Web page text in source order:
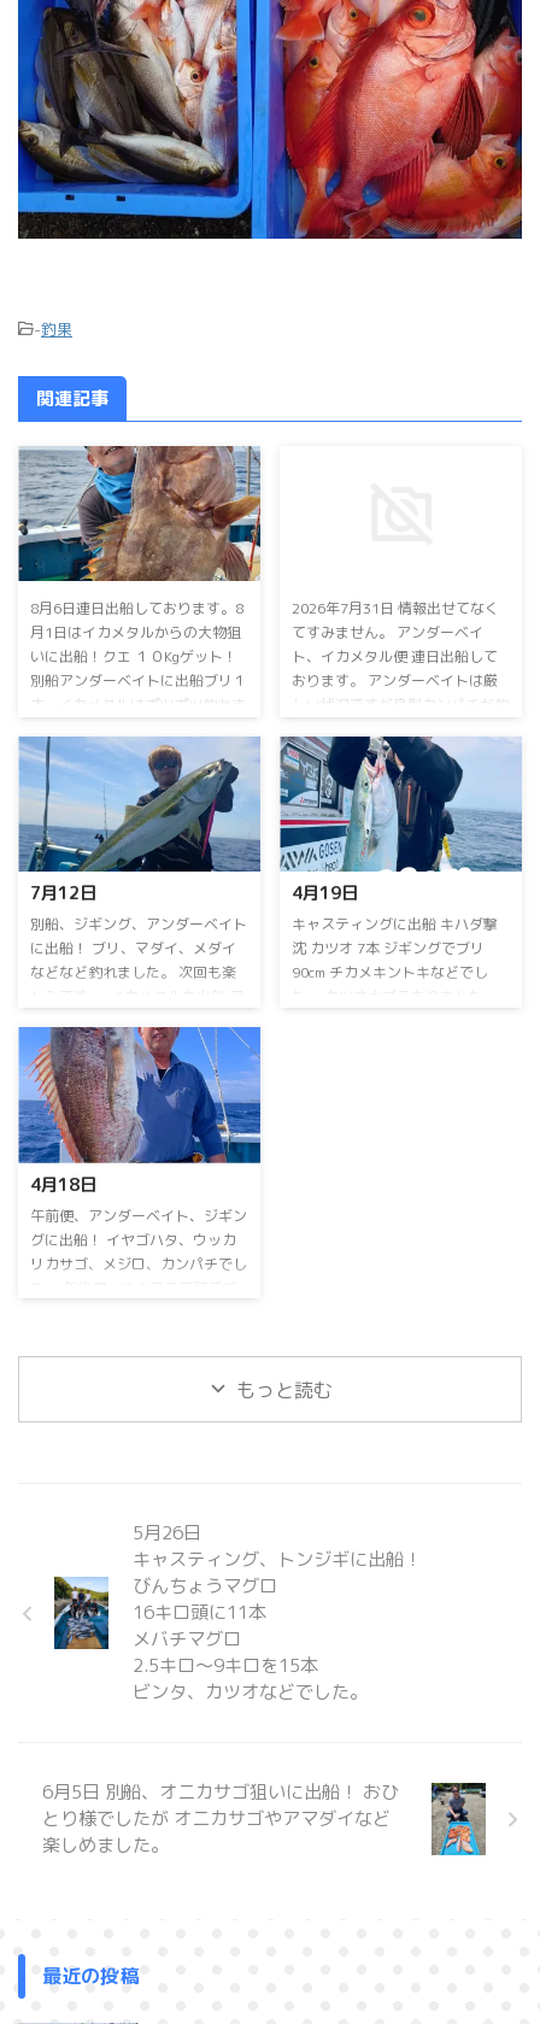
-釣果
関連記事
8月6日連日出船しております。8
月1日は⁡イカメタルからの大物狙
いに出船！⁡⁡クエ １０Kgゲット！⁡⁡
別船アンダーベイトに出船⁡⁡⁡ブリ１
本…⁡イカメタルは⁡ポツポツ釣れま
船！⁡⁡⁡キハダ ⁡55kgゲット！⁡⁡⁡別船は
ジギングに出船！⁡⁡ヒレナガカンパ
チ、カンパチ⁡、⁡マダイをゲット！⁡⁡⁡
イカメタル便は⁡アカイカ、スルメ
イカ⁡⁡お土産になりました！⁡3日⁡は⁡
イカメタルに出船！⁡⁡スルメイカが
たくさん釣れました。⁡⁡アカイカは
竿頭１１ハイ⁡でした。4日は⁡別船
が ...
2026年7月31日 情報出せてなく
てすみません。 アンダーベイ
ト、イカメタル便 連日出船して
おります。 アンダーベイトは厳
しい状況ですが良型カンパチが釣
カメタルはスルメイカが好調でし
たが、アカイカメインに頑張りま
す。 ⁡毎日出船⁡ ⁡乗り合い大募集
中！⁡ ⁡アンダーベイト、イカメタ
ル⁡⁡お問い合わせ、ご予約お待ちし
ております ⁡ 詳しくはお電話下さ
い。 090-3168-1739まで ⁡お盆期
間も連日営業！ 空席多数！ 8月
15日のイカメタル便は 休船いた
します。 ⁡ ⁡⁡ ...
7月12日⁡
⁡別船⁡、ジギング、アンダーベイト
に出船！⁡ ⁡ブリ、マダイ、メダイ⁡
などなど釣れました。⁡ ⁡次回も楽
しみです。⁡ ⁡⁡ ⁡イカメタルも出船⁡ ⁡ア
イカ おひとり13～28ハイ⁡⁡ ⁡スルメ
イカ少々⁡でした。 連日乗り合い
大募集中！⁡ ⁡当日予約OK⁡ ⁡よろしく
お願いします 連日乗り合い大募
集中！ ⁡ 詳しくはお電話下さい。
090-3168-1739まで ⁡お盆期間も
連日営業！ 8月15日のイカメタル
便のみ休船いたします。
4月19日⁡
⁡キャスティングに出船⁡ ⁡キハダ撃
沈⁡ ⁡カツオ 7本⁡ ⁡ジギングでブリ
90cm⁡ ⁡チカメキントキなどでし
4月18日
⁡午前便、アンダーベイト、ジギン
グに出船！⁡ ⁡イヤゴハタ、ウッカ
リカサゴ、メジロ、カンパチ⁡でし
も⁡お問い合わせお待ちしておりま
すm(_ _)m ⁡次回も頑張ります
⁡ ⁡
能です。 【アンダーベ ...
もっと読む
5月26日
キャスティング、トンジギに出船！
びんちょうマグロ
16キロ頭に11本
メバチマグロ
2.5キロ～9キロを15本
ビンタ、カツオなどでした。
6月5日 別船、オニカサゴ狙いに出船！ おひ
とり様でしたが オニカサゴやアマダイなど
楽しめました。
最近の投稿